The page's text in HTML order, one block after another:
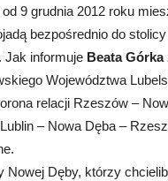
9 grudnia 2012 roku
bezpośrednio do
Jak informuje Beata Górka
Województwa
relacji Rzeszów –
– Nowa Dęba –
Nowej Dęby, którzy